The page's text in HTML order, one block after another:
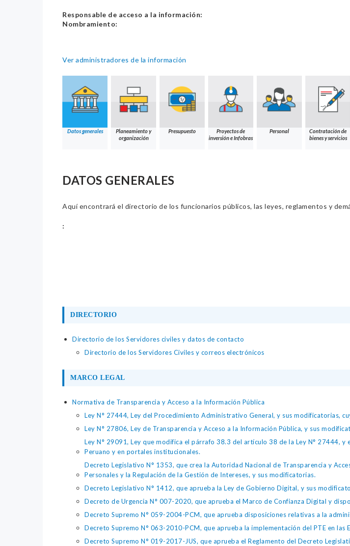
Responsable de acceso a la información:
Nombramiento:
Ver administradores de la información
Datos generales
Planeamiento y
organización
Presupuesto
Proyectos de
inversión e Infobras
Personal
Contratación de
bienes y servicios
DATOS GENERALES
Aquí encontrará el directorio de los funcionarios públicos, las leyes, reglamentos y
:
DIRECTORIO
Directorio de los Servidores civiles y datos de contacto
Directorio de los Servidores Civiles y correos electrónicos
MARCO LEGAL
Normativa de Transparencia y Acceso a la Información Pública
Ley N° 27444, Ley del Procedimiento Administrativo General, y sus modificatorias,
Ley N° 27806, Ley de Transparencia y Acceso a la Información Pública, y sus
Ley N° 29091, Ley que modifica el párrafo 38.3 del artículo 38 de la Ley N° 27444,
Peruano y en portales institucionales.
Decreto Legislativo N° 1353, que crea la Autoridad Nacional de Transparencia y
Personales y la Regulación de la Gestión de Intereses, y sus modificatorias.
Decreto Legislativo N° 1412, que aprueba la Ley de Gobierno Digital, y sus
Decreto de Urgencia N° 007-2020, que aprueba el Marco de Confianza Digital y
Decreto Supremo N° 059-2004-PCM, que aprueba disposiciones relativas a la
Decreto Supremo N° 063-2010-PCM, que aprueba la implementación del PTE en las
Decreto Supremo N° 019-2017-JUS, que aprueba el Reglamento del Decreto